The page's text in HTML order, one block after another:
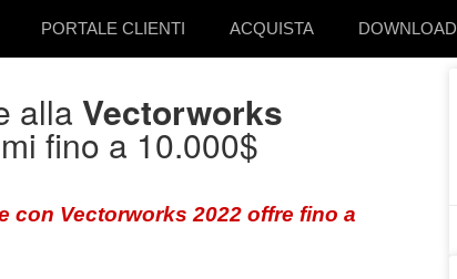
PORTALE CLIENTI ACQUISTA DOWNLOAD
alla Vectorworks
fino a 10.000$
con Vectorworks 2022 offre fino a